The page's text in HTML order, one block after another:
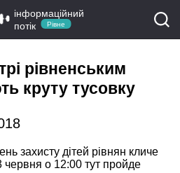
інформаційний
потік
Рівне
рівненським
круту тусовку
захисту дітей рівнян кличе
о 12:00 тут пройде